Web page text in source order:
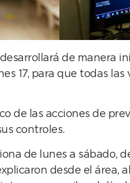
de manera
17, para que todas
de las acciones de
controles.
de lunes a sábado,
desde el área,